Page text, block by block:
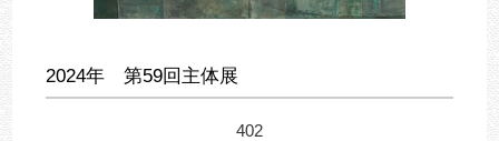
2024年 第59回主体展
402